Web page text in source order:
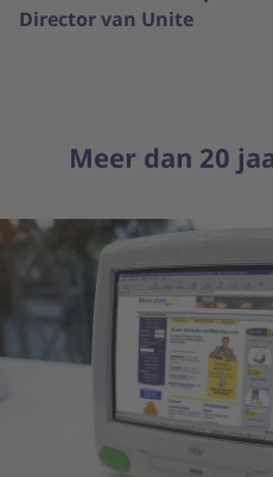
Director van Unite
Meer dan 20